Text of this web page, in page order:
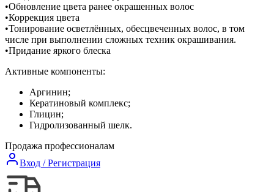
•Обновление цвета ранее окрашенных волос
•Коррекция цвета
•Тонирование осветлённых, обесцвеченных волос, в том
числе при выполнении сложных техник окрашивания.
•Придание яркого блеска
Активные компоненты:
Аргинин;
Кератиновый комплекс;
Глицин;
Гидролизованный шелк.
Продажа профессионалам
Вход / Регистрация